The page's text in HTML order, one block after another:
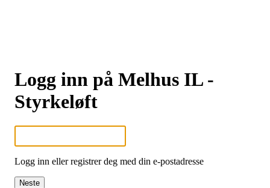
Logg inn på Melhus IL -
Styrkeløft
Logg inn eller registrer deg med din e-postadresse
Neste